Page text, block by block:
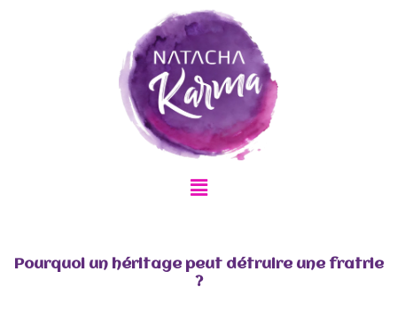
Menu
Pourquoi un héritage peut détruire une fratrie
?